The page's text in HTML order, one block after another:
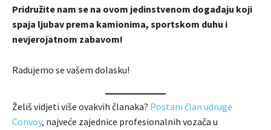
Pridružite nam se na ovom jedinstvenom događaju koji
spaja ljubav prema kamionima, sportskom duhu i
nevjerojatnom zabavom!
Radujemo se vašem dolasku!
Želiš vidjeti više ovakvih članaka? Postani član udruge
Convoy, najveće zajednice profesionalnih vozača u